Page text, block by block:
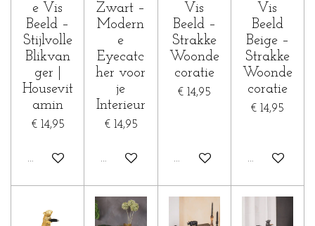
e Vis
Beeld –
Stijlvolle
Blikvan
ger |
Housevit
amin
€ 14,95
In winkelwagen
Zwart –
Modern
e
Eyecatc
her voor
je
Interieur
€ 14,95
In winkelwagen
Vis
Beeld –
Strakke
Woonde
coratie
€ 14,95
In winkelwagen
Vis
Beeld
Beige –
Strakke
Woonde
coratie
€ 14,95
In